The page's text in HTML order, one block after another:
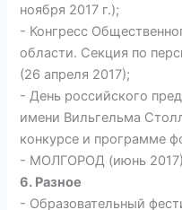
ноября 2017 г.);
- Конгресс
области. Секция по
(26 апреля 2017);
- День российского
имени Вильгельма
конкурсе и программе
- МОЛГОРОД (июнь 2017)
6. Разное
- Образовательный